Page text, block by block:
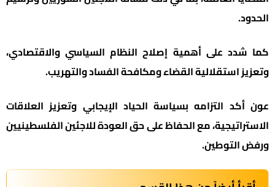
الحدود.
كما شدد على أهمية إصلاح النظام السياسي والاقتصادي،
وتعزيز استقلالية القضاء ومكافحة الفساد والتهريب.
عون أكد التزامه بسياسة الحياد الإيجابي وتعزيز العلاقات
الاستراتيجية، مع الحفاظ على حق العودة للاجئين الفلسطينيين
ورفض التوطين.